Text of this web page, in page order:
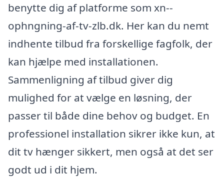
benytte dig af platforme som xn--
ophngning-af-tv-zlb.dk. Her kan du nemt
indhente tilbud fra forskellige fagfolk, der
kan hjælpe med installationen.
Sammenligning af tilbud giver dig
mulighed for at vælge en løsning, der
passer til både dine behov og budget. En
professionel installation sikrer ikke kun, at
dit tv hænger sikkert, men også at det ser
godt ud i dit hjem.